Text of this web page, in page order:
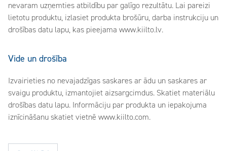
nevaram uzņemties atbildību par galīgo rezultātu. Lai pareizi
lietotu produktu, izlasiet produkta brošūru, darba instrukciju un
drošības datu lapu, kas pieejama www.kiilto.lv.
Vide un drošība
Izvairieties no nevajadzīgas saskares ar ādu un saskares ar
svaigu produktu, izmantojiet aizsargcimdus. Skatiet materiālu
drošības datu lapu. Informāciju par produkta un iepakojuma
iznīcināšanu skatiet vietnē www.kiilto.com.